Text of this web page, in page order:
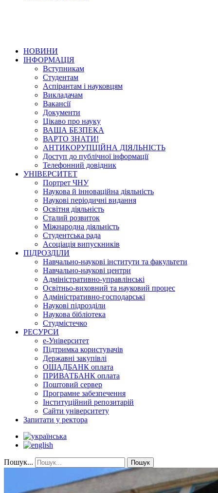
НОВИНИ
ІНФОРМАЦІЯ
Вступникам
Студентам
Аспірантам і науковцям
Викладачам
Вакансії
Документи
Цікаво про науку
ВАША БЕЗПЕКА
ВАРТО ЗНАТИ!
АНТИКОРУПЦІЙНА ДІЯЛЬНІСТЬ
Доступ до публічної інформації
Телефонний довідник
УНІВЕРСИТЕТ
Портрет ЧНУ
Наукова й інноваційна діяльність
Наукові періодичні видання
Освітня діяльність
Сталий розвиток
Міжнародна діяльність
Студентська рада
Асоціація випускників
ПІДРОЗДІЛИ
Навчально-наукові інститути та факультети
Навчально-наукові центри
Адміністративно-управлінські
Освітньо-виховний та науковий процес
Адміністративно-господарські
Наукові підрозділи
Наукова бібліотека
Студмістечко
РЕСУРСИ
е-Університет
Підтримка користувачів
Державні закупівлі
ОЩАДБАНК оплата
ПРИВАТБАНК оплата
Поштовий сервер
Програмне забезпечення
Інституційний репозитарій
Сайти університету
Запитати у ректора
Пошук... Пошук